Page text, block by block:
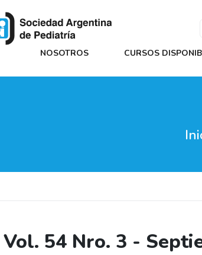
NOSOTROS CURSOS
Vol. 54 Nro. 3 -